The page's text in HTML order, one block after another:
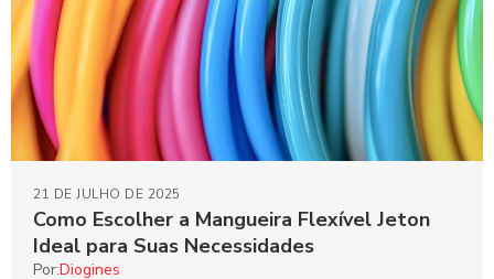
Como Escolher a Mangueira Flexível Jeton
Ideal para Suas Necessidades
21 DE JULHO DE 2025
Por:Diogines